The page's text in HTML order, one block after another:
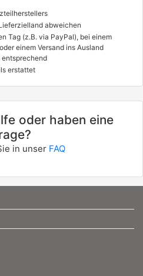
abweichen
Tag (z.B. via PayPal), bei einem
einem Versand ins Ausland
erstattet
oder haben eine
in unser FAQ